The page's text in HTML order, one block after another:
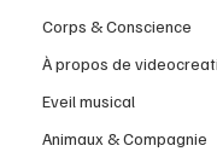
Corps & Conscience
À propos de
Eveil musical
Animaux & Compagnie